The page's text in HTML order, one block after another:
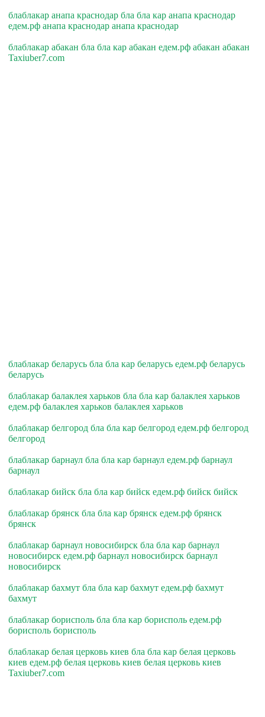
блаблакар анапа краснодар бла бла кар анапа краснодар
едем.рф анапа краснодар анапа краснодар
блаблакар абакан бла бла кар абакан едем.рф абакан абакан
Taxiuber7.com
блаблакар беларусь бла бла кар беларусь едем.рф беларусь
беларусь
блаблакар балаклея харьков бла бла кар балаклея харьков
едем.рф балаклея харьков балаклея харьков
блаблакар белгород бла бла кар белгород едем.рф белгород
белгород
блаблакар барнаул бла бла кар барнаул едем.рф барнаул
барнаул
блаблакар бийск бла бла кар бийск едем.рф бийск бийск
блаблакар брянск бла бла кар брянск едем.рф брянск
брянск
блаблакар барнаул новосибирск бла бла кар барнаул
новосибирск едем.рф барнаул новосибирск барнаул
новосибирск
блаблакар бахмут бла бла кар бахмут едем.рф бахмут
бахмут
блаблакар борисполь бла бла кар борисполь едем.рф
борисполь борисполь
блаблакар белая церковь киев бла бла кар белая церковь
киев едем.рф белая церковь киев белая церковь киев
Taxiuber7.com